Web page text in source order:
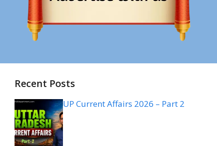
Recent Posts
UP Current Affairs 2026 – Part 2